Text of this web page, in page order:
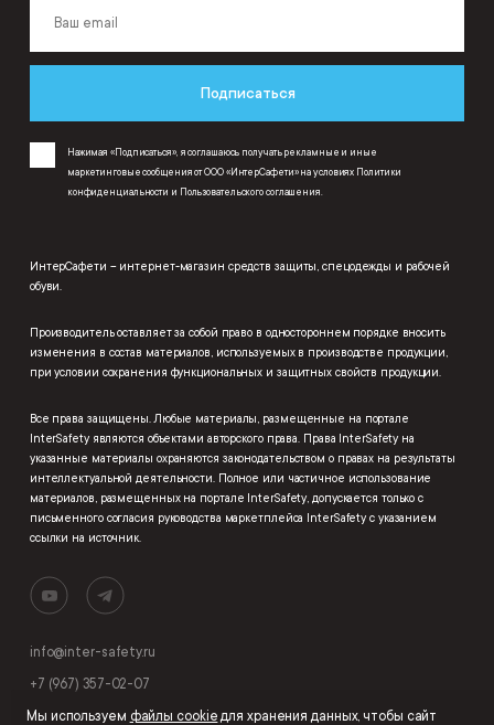
Подписаться
Нажимая «Подписаться», я соглашаюсь получать рекламные и иные
маркетинговые сообщения от ООО «ИнтерСафети» на условиях Политики
конфиденциальности и Пользовательского соглашения
ИнтерСафети – интернет-магазин средств защиты, спецодежды и рабочей
обуви.
Производитель оставляет за собой право в одностороннем порядке вносить
изменения в состав материалов, используемых в производстве продукции,
при условии сохранения функциональных и защитных свойств продукции.
Все права защищены. Любые материалы, размещенные на портале
InterSafety являются объектами авторского права. Права InterSafety на
указанные материалы охраняются законодательством о правах на результаты
интеллектуальной деятельности. Полное или частичное использование
материалов, размещенных на портале InterSafety, допускается только с
письменного согласия руководства маркетплейса InterSafety с указанием
ссылки на источник.
info@inter-safety.ru
+7 (967) 357-02-07
Мы используем файлы cookieдля хранения данных, чтобы сайт